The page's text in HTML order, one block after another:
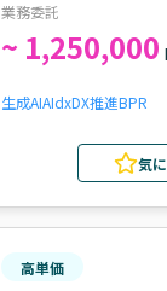
業務委託
~ 1,250,000
生成AIAIdxDX推進BPR
気
高単価